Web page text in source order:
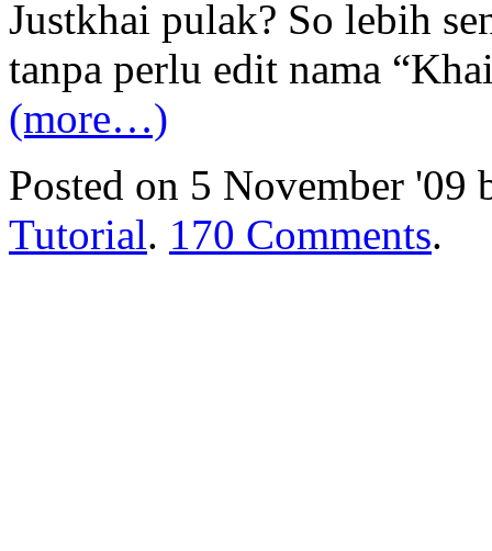
Justkhai pulak? So lebih
tanpa perlu edit nama
(more…)
Posted on 5 November '09
Tutorial. 170 Comments.